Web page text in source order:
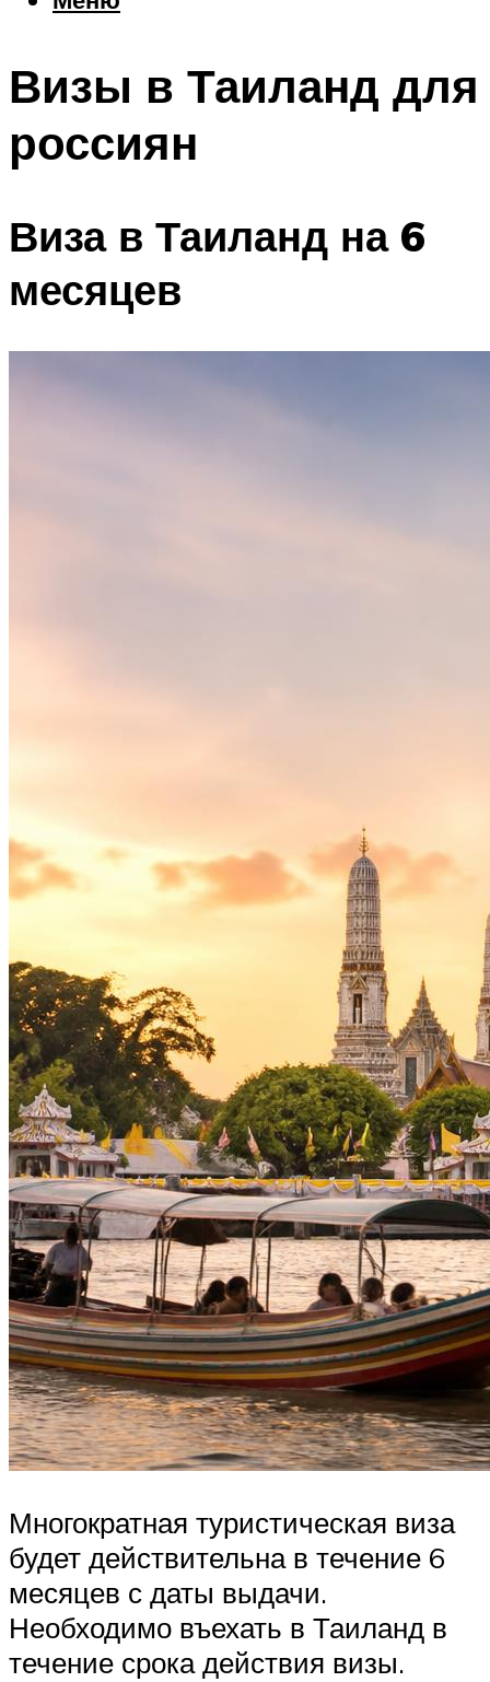
Шоппинг
Визы в Таиланд для
россиян
Виза в Таиланд на 6
месяцев
Многократная туристическая виза
будет действительна в течение 6
месяцев с даты выдачи.
Необходимо въехать в Таиланд в
течение срока действия визы.